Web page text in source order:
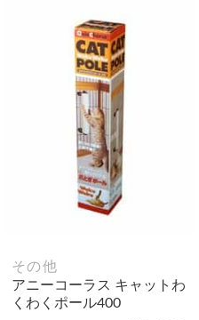
その他
アニーコーラス キャットわ
くわくポール400